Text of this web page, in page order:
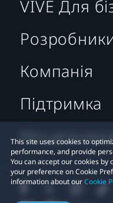
This site uses cookies to
performance, and provide
You can accept our cookies
your preference on Cookie
information about ourCookie
VIVE Для
Компанія
Підтримка